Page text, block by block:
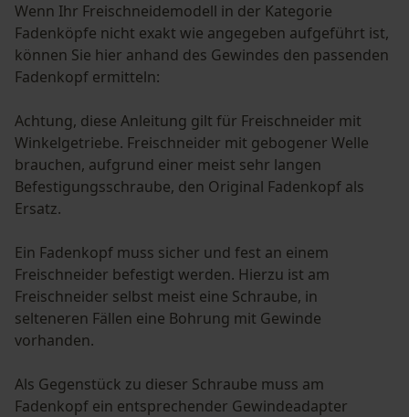
Wenn Ihr Freischneidemodell in der Kategorie
Fadenköpfe nicht exakt wie angegeben aufgeführt ist,
können Sie hier anhand des Gewindes den passenden
Fadenkopf ermitteln:
Achtung, diese Anleitung gilt für Freischneider mit
Winkelgetriebe. Freischneider mit gebogener Welle
brauchen, aufgrund einer meist sehr langen
Befestigungsschraube, den Original Fadenkopf als
Ersatz.
Ein Fadenkopf muss sicher und fest an einem
Freischneider befestigt werden. Hierzu ist am
Freischneider selbst meist eine Schraube, in
selteneren Fällen eine Bohrung mit Gewinde
vorhanden.
Als Gegenstück zu dieser Schraube muss am
Fadenkopf ein entsprechender Gewindeadapter